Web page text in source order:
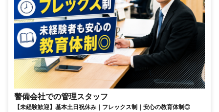
警備会社での管理スタッフ
【未経験歓迎】基本土日祝休み｜フレックス制｜安心の教育体制◎